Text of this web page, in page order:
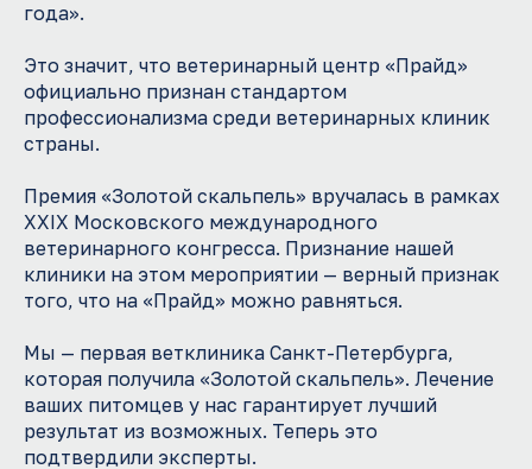
года».
Это значит, что ветеринарный центр «Прайд»
официально признан стандартом
профессионализма среди ветеринарных клиник
страны.
Премия «Золотой скальпель» вручалась в рамках
XXIX Московского международного
ветеринарного конгресса. Признание нашей
клиники на этом мероприятии — верный признак
того, что на «Прайд» можно равняться.
Мы — первая ветклиника Санкт-Петербурга,
которая получила «Золотой скальпель». Лечение
ваших питомцев у нас гарантирует лучший
результат из возможных. Теперь это
подтвердили эксперты.